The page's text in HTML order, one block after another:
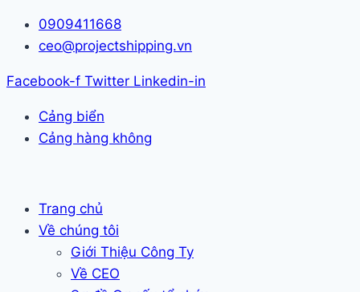
Skip
0909411668
ceo@projectshipping.vn
Facebook-f Twitter Linkedin-in
Cảng biển
Cảng hàng không
Trang chủ
Về chúng tôi
Giới Thiệu Công Ty
Về CEO